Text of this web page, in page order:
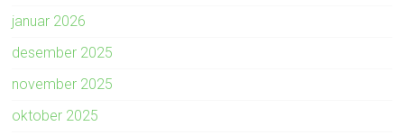
januar 2026
desember 2025
november 2025
oktober 2025